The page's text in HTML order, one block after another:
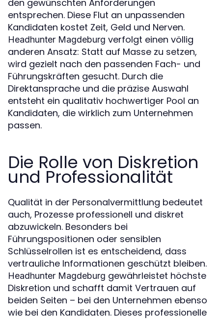
den gewünschten Anforderungen
entsprechen. Diese Flut an unpassenden
Kandidaten kostet Zeit, Geld und Nerven.
Headhunter Magdeburg verfolgt einen völlig
anderen Ansatz: Statt auf Masse zu setzen,
wird gezielt nach den passenden Fach- und
Führungskräften gesucht. Durch die
Direktansprache und die präzise Auswahl
entsteht ein qualitativ hochwertiger Pool an
Kandidaten, die wirklich zum Unternehmen
passen.
Die Rolle von Diskretion
und Professionalität
Qualität in der Personalvermittlung bedeutet
auch, Prozesse professionell und diskret
abzuwickeln. Besonders bei
Führungspositionen oder sensiblen
Schlüsselrollen ist es entscheidend, dass
vertrauliche Informationen geschützt bleiben.
Headhunter Magdeburg gewährleistet höchste
Diskretion und schafft damit Vertrauen auf
beiden Seiten – bei den Unternehmen ebenso
wie bei den Kandidaten. Dieses professionelle